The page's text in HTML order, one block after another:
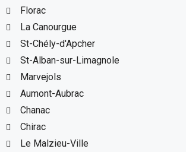
Florac
La Canourgue
St-Chély-d'Apcher
St-Alban-sur-Limagnole
Marvejols
Aumont-Aubrac
Chanac
Chirac
Le Malzieu-Ville